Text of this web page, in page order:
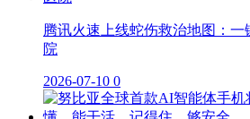
腾讯火速上线蛇伤救治地图：
院
2026-07-10 0